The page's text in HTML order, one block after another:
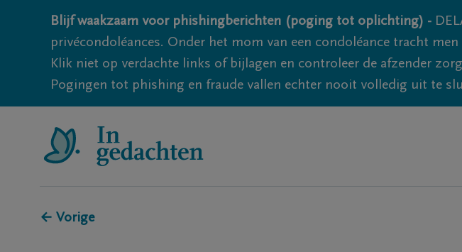
Blijf waakzaam voor phishingberichten (poging tot oplichting) -
privécondoléances. Onder het mom van een condoléance tracht
Klik niet op verdachte links of bijlagen en controleer de afzender
Pogingen tot phishing en fraude vallen echter nooit volledig uit te
← Vorige